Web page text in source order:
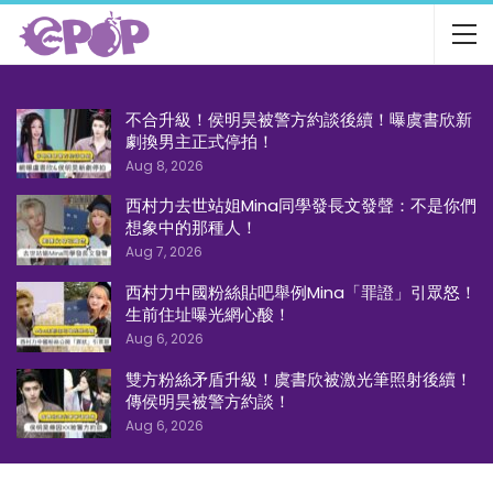
不合升級！侯明昊被警方約談後續！曝虞書欣新
劇換男主正式停拍！
Aug 8, 2026
西村力去世站姐Mina同學發長文發聲：不是你們
想象中的那種人！
Aug 7, 2026
西村力中國粉絲貼吧舉例Mina「罪證」引眾怒！
生前住址曝光網心酸！
Aug 6, 2026
雙方粉絲矛盾升級！虞書欣被激光筆照射後續！
傳侯明昊被警方約談！
Aug 6, 2026